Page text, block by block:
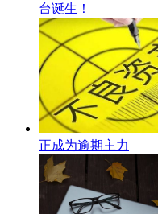
台诞生！
正成为逾期主力